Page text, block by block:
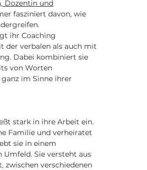
Dozentin und
fasziniert davon, wie
ihr Coaching
der verbalen als auch mit
Dabei kombiniert sie
von Worten
im Sinne ihrer
stark in ihre Arbeit ein.
Familie und verheiratet
sie in einem
Sie versteht aus
zwischen verschiedenen